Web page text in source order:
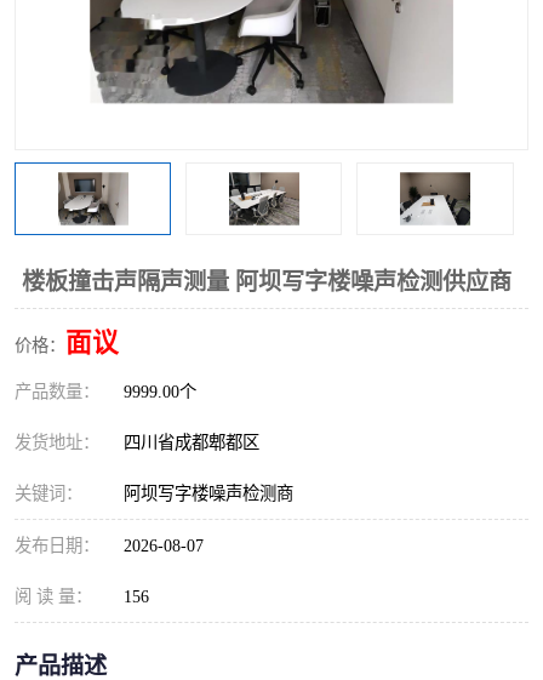
楼板撞击声隔声测量 阿坝写字楼噪声检测供应商
价格： 面议
产品数量： 9999.00个
发货地址： 四川省成都郫都区
关键词： 阿坝写字楼噪声检测商
发布日期： 2026-08-07
阅 读 量： 156
产品描述